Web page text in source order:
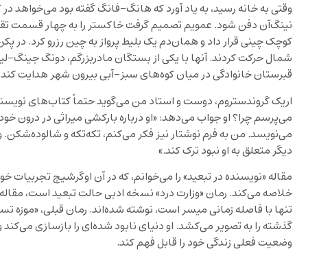
وقتی به خانه رسید، به یاد ‌آورد که هانگ-فانگ گفته بود می‌خواهد
نینگ‌آن دفن شود. عمویم تصمیم گرفت خاکستر را به چهار قسمت
کوچک چینی قرار داد و همان‌دم یک بلیط پرواز به چین رزرو کرد. در
شمال حرکت کردند. آنها با یکی از بستگان مادربزرگم، دونگ جینگ-
قبرستان خانوادگی در میان کوه‌های سبز-آبی بیرون شهر هدایت
اریک گروندستروم، دوست و استاد من می‌گوید حتماً کتاب‌های
می‌پرسم چرا؟ او جواب می‌دهد: «او درباره بارکشی میراثی در درون
می‌نویسد. من به فرم نوشتار نیز فکر می‌کنم، تکه‌تکه و
دیگر متعلق به او نبود ترک کند.»
مقاله «نویسنده در تبعید» را می‌خوانم، که در آن اوگرشیچ تجربیات
خلاصه می‌کند. رمان «وزارت درد» نسخه ادبی حالت تبعید است،
تنها با فاصله زمانی میسر است، نوشته شده‌اند. رمان قبلی،
گذشته را به تصویر می‌کشد. او دنیای نابود شده‌ای را بازسازی
وضعیت فعلی زندگی خود را قابل فهم کند.